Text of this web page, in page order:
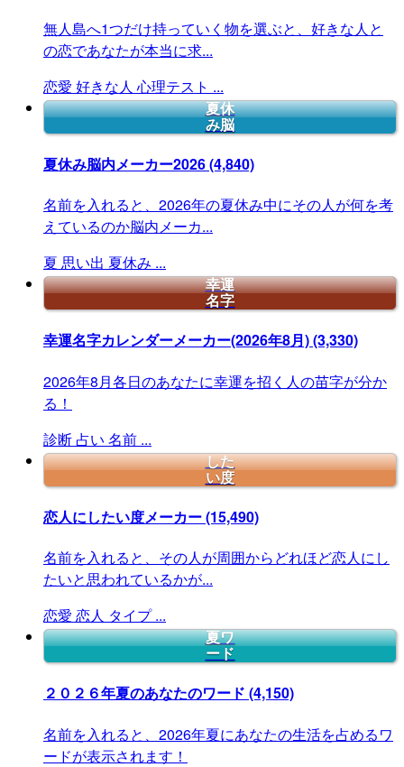
無人島へ1つだけ持っていく物を選ぶと、好きな人と
の恋であなたが本当に求...
恋愛 好きな人 心理テスト ...
夏休
み脳
夏休み脳内メーカー2026(4,840)
名前を入れると、2026年の夏休み中にその人が何を考
えているのか脳内メーカ...
夏 思い出 夏休み ...
幸運
名字
幸運名字カレンダーメーカー(2026年8月)(3,330)
2026年8月各日のあなたに幸運を招く人の苗字が分か
る！
診断 占い 名前 ...
した
い度
恋人にしたい度メーカー(15,490)
名前を入れると、その人が周囲からどれほど恋人にし
たいと思われているかが...
恋愛 恋人 タイプ ...
夏ワ
ード
２０２６年夏のあなたのワード (4,150)
名前を入れると、2026年夏にあなたの生活を占めるワ
ードが表示されます！